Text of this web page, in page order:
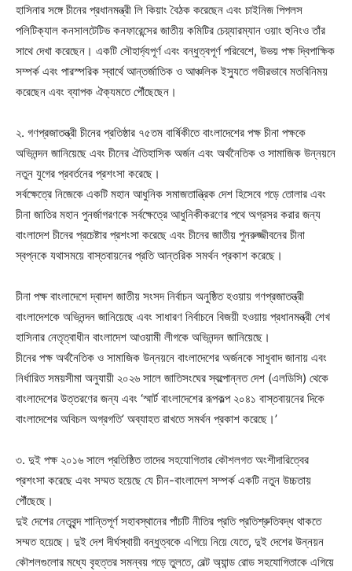
হাসিনার সঙ্গে চীনের প্রধানমন্ত্রী লি কিয়াং বৈঠক করেছেন এবং চাইনিজ পিপলস
পলিটিক্যাল কনসালটেটিভ কনফারেন্সের জাতীয় কমিটির চেয়্যারম্যান ওয়াং হুনিংও তাঁর
সাথে দেখা করেছেন। একটি সৌহার্দ্যপূর্ণ এবং বন্ধুত্বপূর্ণ পরিবেশে, উভয় পক্ষ দ্বিপাক্ষিক
সম্পর্ক এবং পারস্পরিক স্বার্থে আন্তর্জাতিক ও আঞ্চলিক ইস্যুতে গভীরভাবে মতবিনিময়
করেছেন এবং ব্যাপক ঐক্যমতে পৌঁছেছেন।
২. গণপ্রজাতন্ত্রী চীনের প্রতিষ্ঠার ৭৫তম বার্ষিকীতে বাংলাদেশের পক্ষ চীনা পক্ষকে
অভিনন্দন জানিয়েছে এবং চীনের ঐতিহাসিক অর্জন এবং অর্থনৈতিক ও সামাজিক উন্নয়নে
নতুন যুগের প্রবর্তনের প্রশংসা করেছে।
সর্বক্ষেত্রে নিজেকে একটি মহান আধুনিক সমাজতান্ত্রিক দেশ হিসেবে গড়ে তোলার এবং
চীনা জাতির মহান পুনর্জাগরণকে সর্বক্ষেত্রে আধুনিকীকরণের পথে অগ্রসর করার জন্য
বাংলাদেশ চীনের প্রচেষ্টার প্রশংসা করেছে এবং চীনের জাতীয় পুনরুজ্জীবনের চীনা
স্বপ্নকে যথাসময়ে বাস্তবায়নের প্রতি আন্তরিক সমর্থন প্রকাশ করেছে।
চীনা পক্ষ বাংলাদেশে দ্বাদশ জাতীয় সংসদ নির্বাচন অনুষ্ঠিত হওয়ায় গণপ্রজাতন্ত্রী
বাংলাদেশকে অভিনন্দন জানিয়েছে এবং সাধারণ নির্বাচনে বিজয়ী হওয়ায় প্রধানমন্ত্রী শেখ
হাসিনার নেতৃত্বাধীন বাংলাদেশ আওয়ামী লীগকে অভিনন্দন জানিয়েছে।
চীনের পক্ষ অর্থনৈতিক ও সামাজিক উন্নয়নে বাংলাদেশের অর্জনকে সাধুবাদ জানায় এবং
নির্ধারিত সময়সীমা অনুযায়ী ২০২৬ সালে জাতিসংঘের স্বল্পোন্নত দেশ (এলডিসি) থেকে
বাংলাদেশের উত্তরণের জন্য এবং ‘স্মার্ট বাংলাদেশের রূপকল্প ২০৪১ বাস্তবায়নের দিকে
বাংলাদেশের অবিচল অগ্রগতি’ অব্যাহত রাখতে সমর্থন প্রকাশ করেছে।’
৩. দুই পক্ষ ২০১৬ সালে প্রতিষ্ঠিত তাদের সহযোগিতার কৌশলগত অংশীদারিত্বের
প্রশংসা করেছে এবং সম্মত হয়েছে যে চীন-বাংলাদেশ সম্পর্ক একটি নতুন উচ্চতায়
পৌঁছেছে।
দুই দেশের নেতৃবৃন্দ শান্তিপূর্ণ সহাবস্থানের পাঁচটি নীতির প্রতি প্রতিশ্রুতিবদ্ধ থাকতে
সম্মত হয়েছে। দুই দেশ দীর্ঘস্থায়ী বন্ধুত্বকে এগিয়ে নিয়ে যেতে, দুই দেশের উন্নয়ন
কৌশলগুলোর মধ্যে বৃহত্তর সমন্বয় গড়ে তুলতে, বেল্ট অ্যান্ড রোড সহযোগিতাকে এগিয়ে